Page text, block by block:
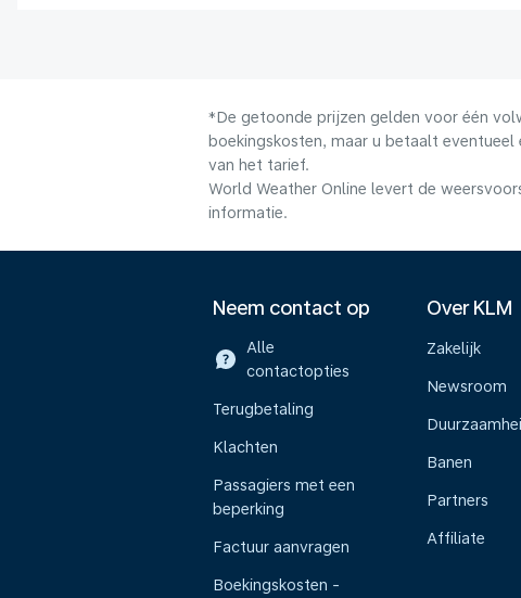
*De getoonde prijzen gelden voor één
boekingskosten, maar u betaalt
van het tarief.
World Weather Online levert de
informatie.
Neem contact op
Alle
contactopties
Terugbetaling
Klachten
Passagiers met een
beperking
Factuur aanvragen
Boekingskosten -
Over KLM
Zakelijk
Newsroom
Banen
Partners
Affiliate